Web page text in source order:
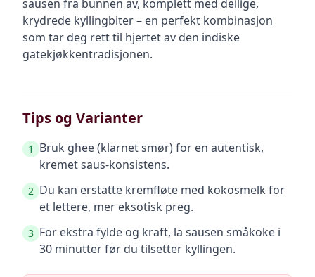
sausen fra bunnen av, komplett med deilige,
krydrede kyllingbiter – en perfekt kombinasjon
som tar deg rett til hjertet av den indiske
gatekjøkkentradisjonen.
Tips og Varianter
1
Bruk ghee (klarnet smør) for en autentisk,
kremet saus-konsistens.
2 Du kan erstatte kremfløte med kokosmelk for
et lettere, mer eksotisk preg.
3 For ekstra fylde og kraft, la sausen småkoke i
30 minutter før du tilsetter kyllingen.